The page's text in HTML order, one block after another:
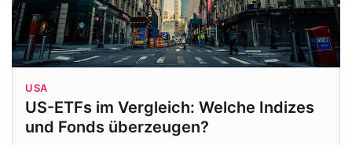
USA
US-ETFs im Vergleich: Welche Indizes
und Fonds überzeugen?